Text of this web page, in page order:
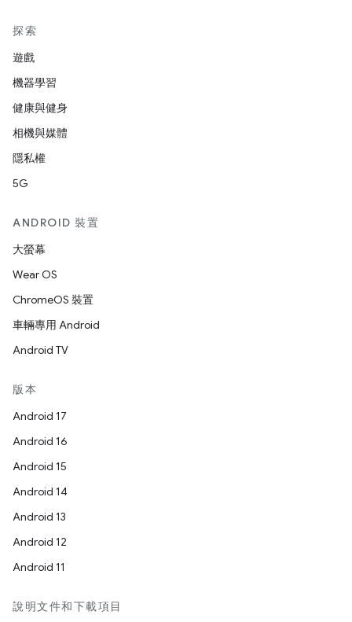
探索
遊戲
機器學習
健康與健身
相機與媒體
隱私權
5G
ANDROID 裝置
大螢幕
Wear OS
ChromeOS 裝置
車輛專用 Android
Android TV
版本
Android 17
Android 16
Android 15
Android 14
Android 13
Android 12
Android 11
說明文件和下載項目